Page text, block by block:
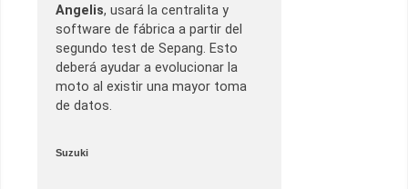
Angelis, usará la centralita y
software de fábrica a partir del
segundo test de Sepang. Esto
deberá ayudar a evolucionar la
moto al existir una mayor toma
de datos.
Suzuki